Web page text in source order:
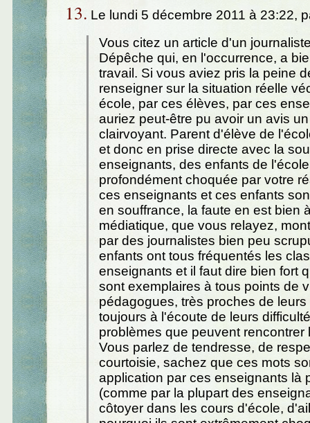
13. Le lundi 5 décembre 2011 à 23:22,
Vous citez un article d'un
Dépêche qui, en l'occurrence, a
travail. Si vous aviez pris la peine
renseigner sur la situation réelle
école, par ces élèves, par ces
auriez peut-être pu avoir un avis
clairvoyant. Parent d'élève de
et donc en prise directe avec la
enseignants, des enfants de
profondément choquée par votre
ces enseignants et ces enfants
en souffrance, la faute en est bien
médiatique, que vous relayez,
par des journalistes bien peu
enfants ont tous fréquentés les
enseignants et il faut dire bien fort
sont exemplaires à tous points de
pédagogues, très proches de
toujours à l'écoute de leurs
problèmes que peuvent rencontrer
Vous parlez de tendresse, de
courtoisie, sachez que ces mots
application par ces enseignants là
(comme par la plupart des
côtoyer dans les cours d'école,